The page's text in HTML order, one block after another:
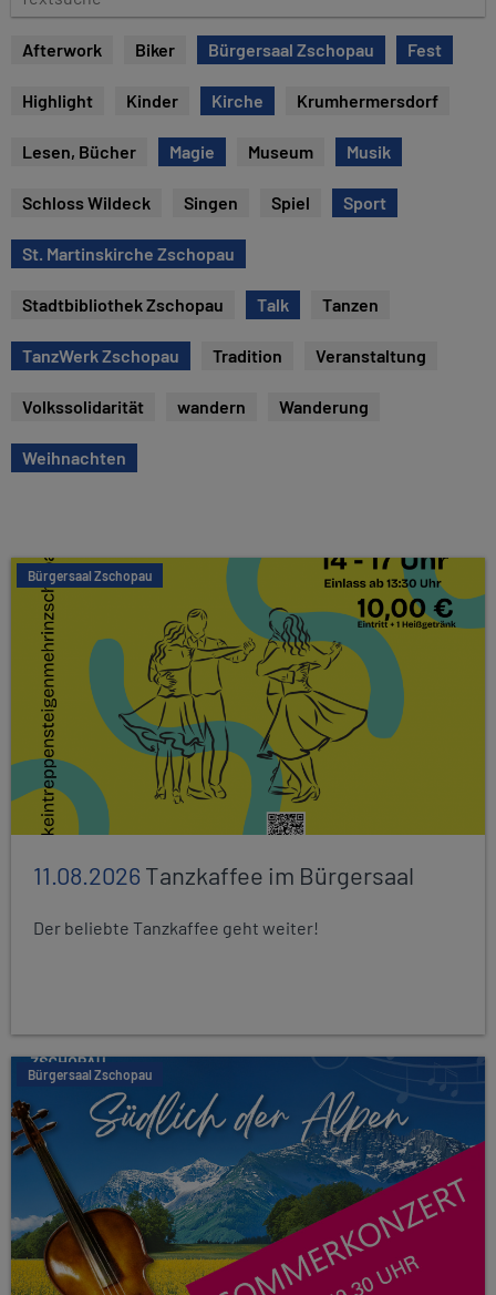
e
Afterwork Biker Bürgersaal Zschopau Fest
Highlight Kinder Kirche Krumhermersdorf
Lesen, Bücher Magie Museum Musik
Schloss Wildeck Singen Spiel Sport
St. Martinskirche Zschopau
Stadtbibliothek Zschopau Talk Tanzen
TanzWerk Zschopau Tradition Veranstaltung
Volkssolidarität wandern Wanderung
Weihnachten
Bürgersaal Zschopau
11.08.2026Tanzkaffee im Bürgersaal
Der beliebte Tanzkaffee geht weiter!
Bürgersaal Zschopau